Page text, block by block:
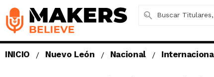
INICIO Nuevo León Nacional